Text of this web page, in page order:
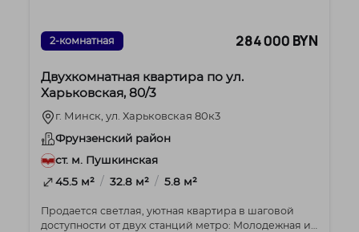
2-комнатная 284 000 BYN
Двухкомнатная квартира по ул.
Харьковская, 80/3
г. Минск, ул. Харьковская 80к3
Фрунзенский район
ст. м. Пушкинская
45.5 м² / 32.8 м² / 5.8 м²
Продается светлая, уютная квартира в шаговой
доступности от двух станций метро: Молодежная и